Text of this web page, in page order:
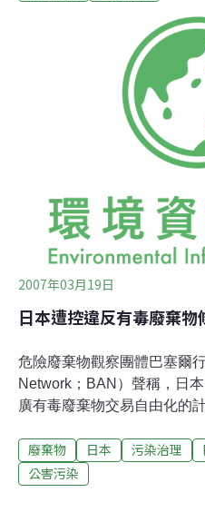
獲」第一名，這並不值得驕
染，就難以恢復清淨。這是
類環境慘案，更隨著貧富國
之間的落差，所造成的廢棄
後的發展中國家上演。因此
約」，就是為了避免廢棄物
越境轉移所造成的環境與人
國能因此儘量從源頭去減少
2007年03月19日
日本遭控違反有毒廢棄物
危險廢棄物觀察團體巴塞爾
Network；BAN）聲稱，日
廣有毒廢棄物交易自由化的
議，惟恐日本意圖在亞洲建
巴塞爾行動網表示，日本積
廢棄物 日本 污染治理
公害污染